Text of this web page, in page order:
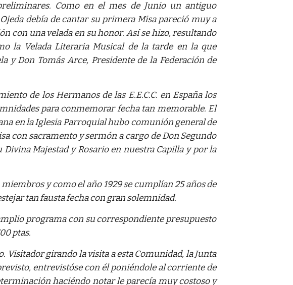
Como en el mes de Junio un antiguo
debía de cantar su primera Misa pareció muy a
con una velada en su honor. Así se hizo, resultando
la Velada Literaria Musical de la tarde en la que
Don Tomás Arce, Presidente de la Federación de
de los Hermanos de las E.E.C.C. en España los
para conmemorar fecha tan memorable. El
en la Iglesia Parroquial hubo comunión general de
con sacramento y sermón a cargo de Don Segundo
Majestad y Rosario en nuestra Capilla y por la
miembros y como el año 1929 se cumplían 25 años de
tan fausta fecha con gran solemnidad.
programa con su correspondiente presupuesto
ptas.
Visitador girando la visita a esta Comunidad, la Junta
entrevistóse con él poniéndole al corriente de
haciéndo notar le parecía muy costoso y